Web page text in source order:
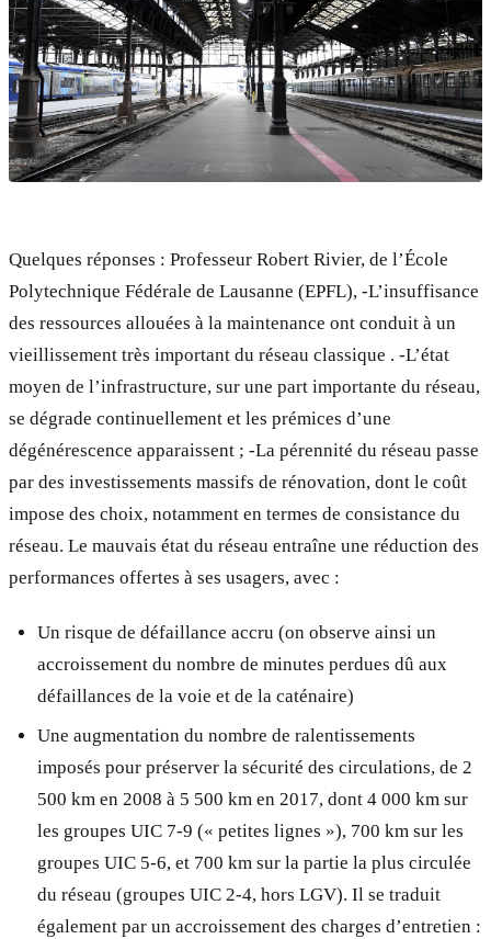
Quelques réponses : Professeur Robert Rivier, de l’École
Polytechnique Fédérale de Lausanne (EPFL), -L’insuffisance
des ressources allouées à la maintenance ont conduit à un
vieillissement très important du réseau classique . -L’état
moyen de l’infrastructure, sur une part importante du réseau,
se dégrade continuellement et les prémices d’une
dégénérescence apparaissent ; -La pérennité du réseau passe
par des investissements massifs de rénovation, dont le coût
impose des choix, notamment en termes de consistance du
réseau. Le mauvais état du réseau entraîne une réduction des
performances offertes à ses usagers, avec :
Un risque de défaillance accru (on observe ainsi un
accroissement du nombre de minutes perdues dû aux
défaillances de la voie et de la caténaire)
Une augmentation du nombre de ralentissements
imposés pour préserver la sécurité des circulations, de 2
500 km en 2008 à 5 500 km en 2017, dont 4 000 km sur
les groupes UIC 7-9 (« petites lignes »), 700 km sur les
groupes UIC 5-6, et 700 km sur la partie la plus circulée
du réseau (groupes UIC 2-4, hors LGV). Il se traduit
également par un accroissement des charges d’entretien :